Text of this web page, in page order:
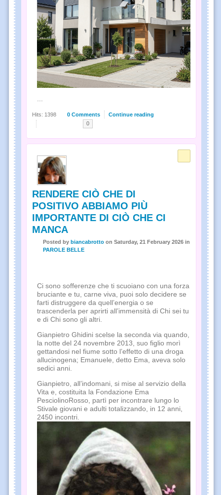
0 Comments Continue reading
Hits: 1398
0
RENDERE CIÒ CHE DI
POSITIVO ABBIAMO PIÙ
IMPORTANTE DI CIÒ CHE CI
MANCA
Posted by biancabrotto on Saturday, 21 February 2026 in
PAROLE BELLE
Ci sono sofferenze che ti scuoiano con una forza
bruciante e tu, carne viva, puoi solo decidere se
farti distruggere da quell’energia o se
trascenderla per aprirti all’immensità di Chi sei tu
e di Chi sono gli altri.
Gianpietro Ghidini scelse la seconda via quando,
la notte del 24 novembre 2013, suo figlio morì
gettandosi nel fiume sotto l’effetto di una droga
allucinogena; Emanuele, detto Ema, aveva solo
sedici anni.
Gianpietro, all’indomani, si mise al servizio della
Vita e, costituita la Fondazione Ema
PesciolinoRosso, partì per incontrare lungo lo
Stivale giovani e adulti totalizzando, in 12 anni,
2450 incontri.